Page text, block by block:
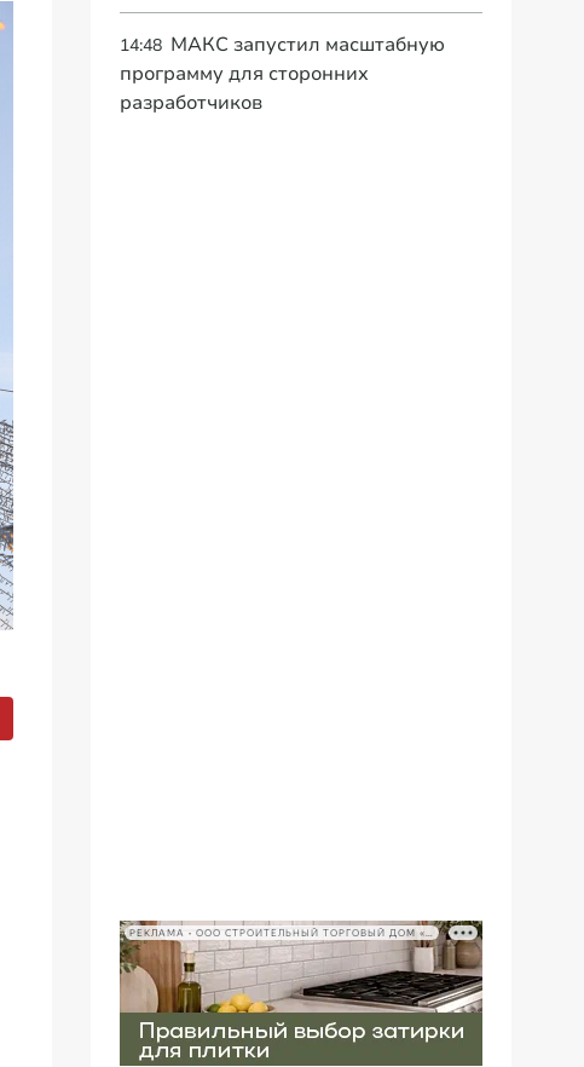
14:48 МАКС запустил масштабную
программу для сторонних
разработчиков